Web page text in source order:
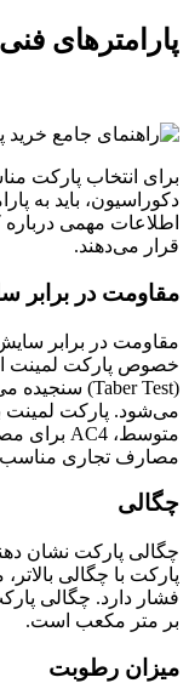
پارامترهای
برای انتخاب پارکت
دکوراسیون، باید به
اطلاعات مهمی
قرار می‌دهند.
مقاومت در برابر
مقاومت در برابر
خصوص پارکت لمینت
مصارف تجاری
چگالی
چگالی پارکت نشان
پارکت با چگالی
بر متر مکعب است.
میزان رطوبت